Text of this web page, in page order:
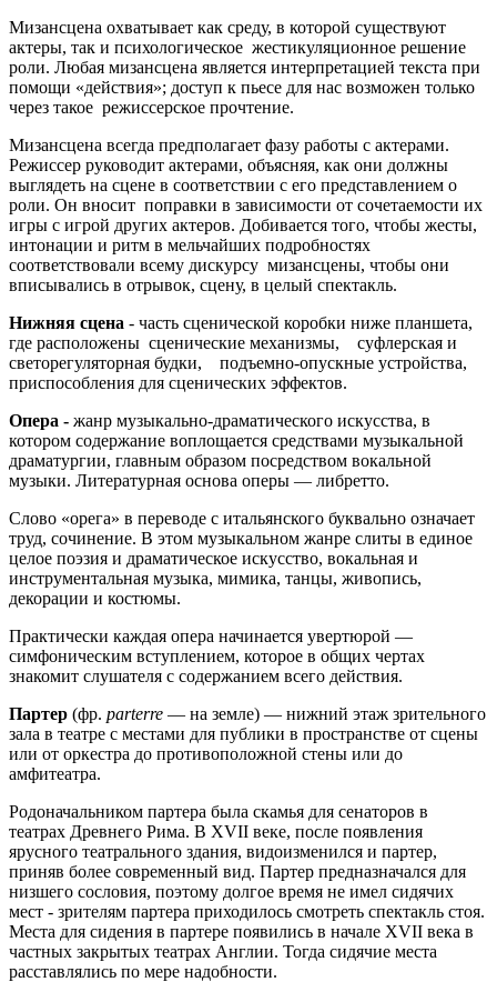
Мизансцена охватывает как среду, в которой существуют
актеры, так и психологическое жестикуляционное решение
роли. Любая мизансцена является интерпретацией текста при
помощи «действия»; доступ к пьесе для нас возможен только
через такое режиссерское прочтение.
Мизансцена всегда предполагает фазу работы с актерами.
Режиссер руководит актерами, объясняя, как они должны
выглядеть на сцене в соответствии с его представлением о
роли. Он вносит поправки в зависимости от сочетаемости их
игры с игрой других актеров. Добивается того, чтобы жесты,
интонации и ритм в мельчайших подробностях
соответствовали всему дискурсу мизансцены, чтобы они
вписывались в отрывок, сцену, в целый спектакль.
Нижняя сцена - часть сценической коробки ниже планшета,
где расположены сценические механизмы, суфлерская и
светорегуляторная будки, подъемно-опускные устройства,
приспособления для сценических эффектов.
Опера - жанр музыкально-драматического искусства, в
котором содержание воплощается средствами музыкальной
драматургии, главным образом посредством вокальной
музыки. Литературная основа оперы — либретто.
Слово «орега» в переводе с итальянского буквально означает
труд, сочинение. В этом музыкальном жанре слиты в единое
целое поэзия и драматическое искусство, вокальная и
инструментальная музыка, мимика, танцы, живопись,
декорации и костюмы.
Практически каждая опера начинается увертюрой —
симфоническим вступлением, которое в общих чертах
знакомит слушателя с содержанием всего действия.
Партер (фр. parterre — на земле) — нижний этаж зрительного
зала в театре с местами для публики в пространстве от сцены
или от оркестра до противоположной стены или до
амфитеатра.
Родоначальником партера была скамья для сенаторов в
театрах Древнего Рима. В XVII веке, после появления
ярусного театрального здания, видоизменился и партер,
приняв более современный вид. Партер предназначался для
низшего сословия, поэтому долгое время не имел сидячих
мест - зрителям партера приходилось смотреть спектакль стоя.
Места для сидения в партере появились в начале XVII века в
частных закрытых театрах Англии. Тогда сидячие места
расставлялись по мере надобности.